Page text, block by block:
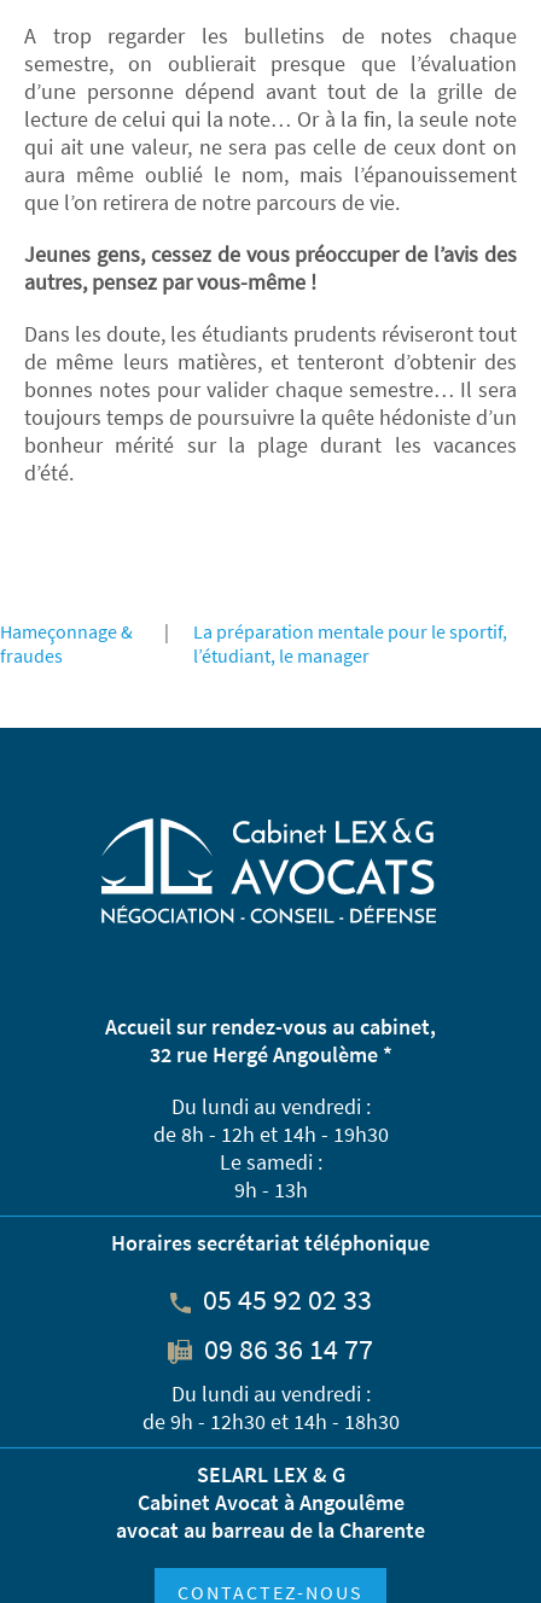
A trop regarder les bulletins de notes chaque
semestre, on oublierait presque que l’évaluation
d’une personne dépend avant tout de la grille de
lecture de celui qui la note… Or à la fin, la seule note
qui ait une valeur, ne sera pas celle de ceux dont on
aura même oublié le nom, mais l’épanouissement
que l’on retirera de notre parcours de vie.
Jeunes gens, cessez de vous préoccuper de l’avis des
autres, pensez par vous-même !
Dans les doute, les étudiants prudents réviseront tout
de même leurs matières, et tenteront d’obtenir des
bonnes notes pour valider chaque semestre… Il sera
toujours temps de poursuivre la quête hédoniste d’un
bonheur mérité sur la plage durant les vacances
d’été.
Hameçonnage &
fraudes
|
La préparation mentale pour le sportif,
l’étudiant, le manager
Accueil sur rendez-vous au cabinet,
32 rue Hergé Angoulème *
Du lundi au vendredi :
de 8h - 12h et 14h - 19h30
Le samedi :
9h - 13h
Horaires secrétariat téléphonique
05 45 92 02 33
09 86 36 14 77
Du lundi au vendredi :
de 9h - 12h30 et 14h - 18h30
SELARL LEX & G
Cabinet Avocat à Angoulême
avocat au barreau de la Charente
CONTACTEZ-NOUS